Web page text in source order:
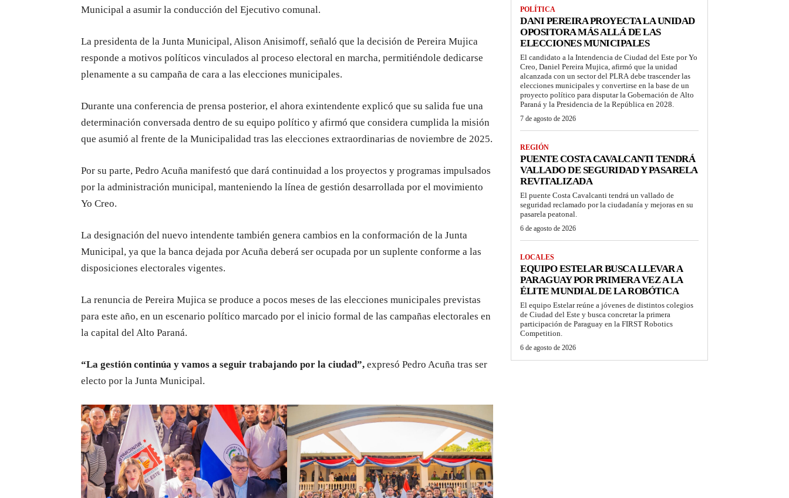
Municipal a asumir la conducción del Ejecutivo comunal.
La presidenta de la Junta Municipal, Alison Anisimoff, señaló que la decisión de Pereira Mujica
responde a motivos políticos vinculados al proceso electoral en marcha, permitiéndole dedicarse
plenamente a su campaña de cara a las elecciones municipales.
Durante una conferencia de prensa posterior, el ahora exintendente explicó que su salida fue una
determinación conversada dentro de su equipo político y afirmó que considera cumplida la misión
que asumió al frente de la Municipalidad tras las elecciones extraordinarias de noviembre de 2025.
Por su parte, Pedro Acuña manifestó que dará continuidad a los proyectos y programas impulsados
por la administración municipal, manteniendo la línea de gestión desarrollada por el movimiento
Yo Creo.
La designación del nuevo intendente también genera cambios en la conformación de la Junta
Municipal, ya que la banca dejada por Acuña deberá ser ocupada por un suplente conforme a las
disposiciones electorales vigentes.
La renuncia de Pereira Mujica se produce a pocos meses de las elecciones municipales previstas
para este año, en un escenario político marcado por el inicio formal de las campañas electorales en
la capital del Alto Paraná.
“La gestión continúa y vamos a seguir trabajando por la ciudad”, expresó Pedro Acuña tras ser
electo por la Junta Municipal.
POLÍTICA
DANI PEREIRA PROYECTA LA UNIDAD
OPOSITORA MÁS ALLÁ DE LAS
ELECCIONES MUNICIPALES
El candidato a la Intendencia de Ciudad del Este por Yo
Creo, Daniel Pereira Mujica, afirmó que la unidad
alcanzada con un sector del PLRA debe trascender las
elecciones municipales y convertirse en la base de un
proyecto político para disputar la Gobernación de Alto
Paraná y la Presidencia de la República en 2028.
7 de agosto de 2026
REGIÓN
PUENTE COSTA CAVALCANTI TENDRÁ
VALLADO DE SEGURIDAD Y PASARELA
REVITALIZADA
El puente Costa Cavalcanti tendrá un vallado de
seguridad reclamado por la ciudadanía y mejoras en su
pasarela peatonal.
6 de agosto de 2026
LOCALES
EQUIPO ESTELAR BUSCA LLEVAR A
PARAGUAY POR PRIMERA VEZ A LA
ÉLITE MUNDIAL DE LA ROBÓTICA
El equipo Estelar reúne a jóvenes de distintos colegios
de Ciudad del Este y busca concretar la primera
participación de Paraguay en la FIRST Robotics
Competition.
6 de agosto de 2026